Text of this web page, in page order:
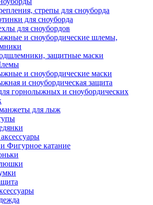
стрепы для сноуборда
для сноуборда
для сноубордов
и сноубордические шлемы,
защитные маски
и сноубордические маски
и сноубордическая защита
горнолыжных и сноубордических
для лыж
Фигурное катание